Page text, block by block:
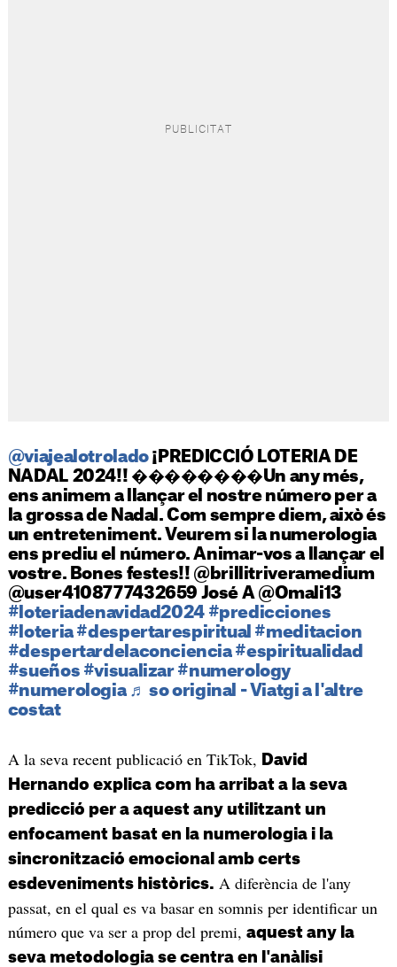
@viajealotrolado¡PREDICCIÓ LOTERIA DE
NADAL 2024!! ��������Un any més,
ens animem a llançar el nostre número per a
la grossa de Nadal. Com sempre diem, això és
un entreteniment. Veurem si la numerologia
ens prediu el número. Animar-vos a llançar el
vostre. Bones festes!! @brillitriveramedium
@user4108777432659 José A @Omali13
#loteriadenavidad2024 #predicciones
#loteria #despertarespiritual #meditacion
#despertardelaconciencia #espiritualidad
#sueños #visualizar #numerology
#numerologia ♬ so original - Viatgi a l'altre
costat
A la seva recent publicació en TikTok, David
Hernando explica com ha arribat a la seva
predicció per a aquest any utilitzant un
enfocament basat en la numerologia i la
sincronització emocional amb certs
esdeveniments històrics. A diferència de l'any
passat, en el qual es va basar en somnis per identificar un
número que va ser a prop del premi, aquest any la
seva metodologia se centra en l'anàlisi